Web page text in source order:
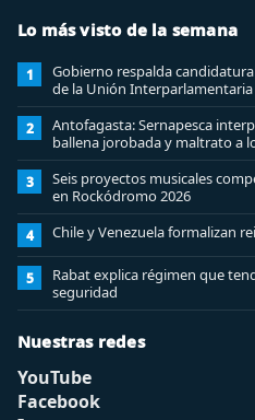
Lo más visto de la semana
1
Gobierno respalda
de la Unión Interparlamentaria
2
Antofagasta: Sernapesca
ballena jorobada y maltrato a
3
Seis proyectos musicales
en Rockódromo 2026
4 Chile y Venezuela formalizan
5
Rabat explica régimen que
seguridad
Nuestras redes
YouTube
Facebook